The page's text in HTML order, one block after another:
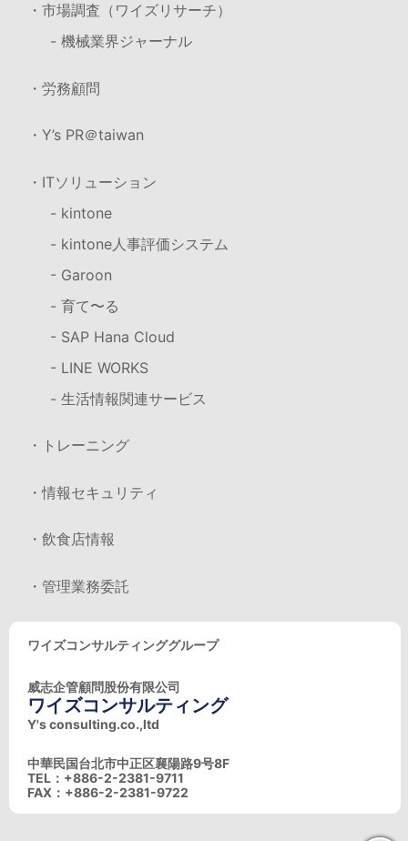
・市場調査（ワイズリサーチ）
- 機械業界ジャーナル
・労務顧問
・Y’s PR＠taiwan
・ITソリューション
- kintone
- kintone人事評価システム
- Garoon
- 育て〜る
- SAP Hana Cloud
- LINE WORKS
- 生活情報関連サービス
・トレーニング
・情報セキュリティ
・飲食店情報
・管理業務委託
ワイズコンサルティンググループ
威志企管顧問股份有限公司
ワイズコンサルティング
Y's consulting.co.,ltd
中華民国台北市中正区襄陽路9号8F
TEL：+886-2-2381-9711
FAX：+886-2-2381-9722